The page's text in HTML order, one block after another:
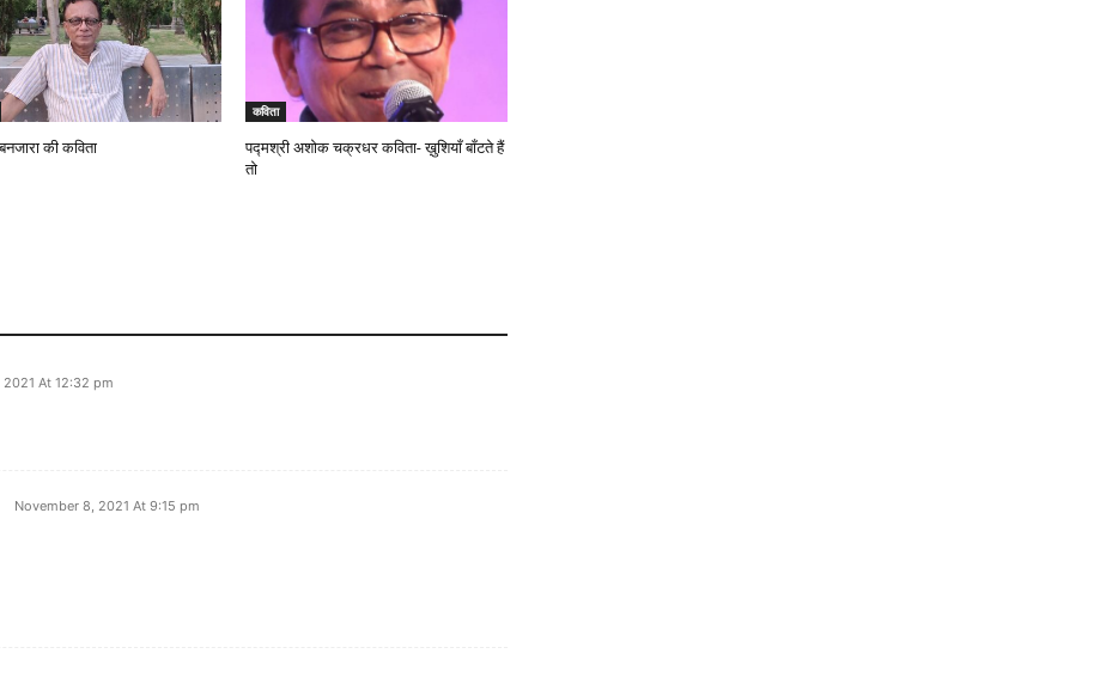
की कविता
कविता
पद्मश्री अशोक चक्रधर कविता- ख़ुशियाँ बाँटते हैं
तो
At 12:32 pm
November 8, 2021 At 9:15 pm